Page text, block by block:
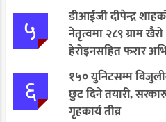
आयात गर्ने निर्णय
५
डीआईजी दीपेन्द्र
नेतृत्वमा २८९ ग्राम खैरो
हेरोइनसहित फरार
पक्राउ
६
१५० युनिटसम्म
छुट दिने तयारी,
गृहकार्य तीव्र